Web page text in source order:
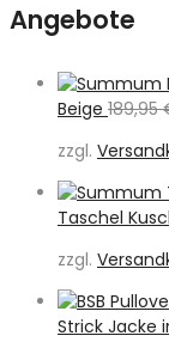
Angebote
Beige 189,95
zzgl.
Taschel
zzgl.
Strick Jacke